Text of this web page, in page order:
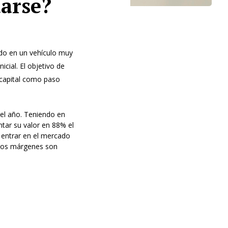
en un vehículo muy
El objetivo de
como paso
año. Teniendo en
su valor en 88% el
en el mercado
márgenes son